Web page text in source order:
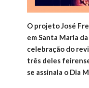
O projeto José
em Santa Maria
celebração do
três deles
se assinala o Dia